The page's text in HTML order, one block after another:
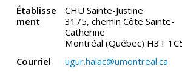
Établisse
ment
CHU Sainte-Justine
3175, chemin Côte Sainte-
Catherine
Montréal (Québec) H3T
Courriel
ugur.halac@umontreal.ca